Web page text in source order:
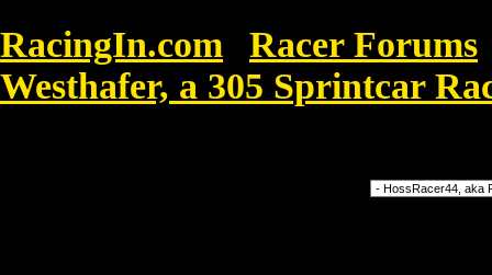
RacingIn.com Racer Forums
Westhafer, a 305 Sprintcar